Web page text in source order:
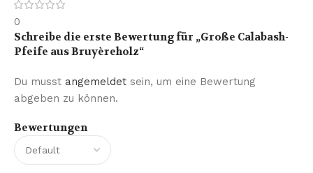
0
Bewertungen
Schreibe die erste Bewertung für „Große Calabash-
Pfeife aus Bruyèreholz“
Du musst angemeldet sein, um eine Bewertung
abgeben zu können.